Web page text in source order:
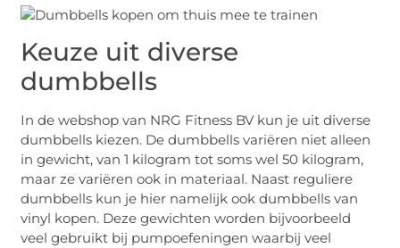
Keuze uit diverse
dumbbells
In de webshop van NRG Fitness BV kun je uit diverse
dumbbells kiezen. De dumbbells variëren niet alleen
in gewicht, van 1 kilogram tot soms wel 50 kilogram,
maar ze variëren ook in materiaal. Naast reguliere
dumbbells kun je hier namelijk ook dumbbells van
vinyl kopen. Deze gewichten worden bijvoorbeeld
veel gebruikt bij pumpoefeningen waarbij veel